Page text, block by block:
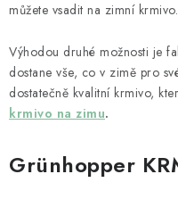
KRMIVO PRO MORČATA
BYLINKY PRO MORČATA
HOBLINY A PŘÍRODNÍ
můžete vsadit na zimní krmivo.
Výhodou druhé možnosti je
dostane vše, co v zimě pro
dostatečně kvalitní krmivo,
krmivo na zimu.
Grünhopper